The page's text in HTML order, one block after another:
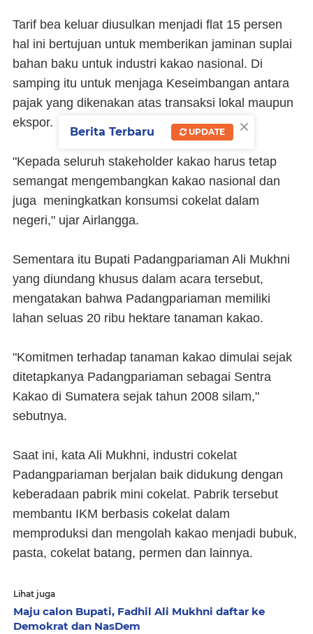
Tarif bea keluar diusulkan menjadi flat 15 persen
hal ini bertujuan untuk memberikan jaminan suplai
bahan baku untuk industri kakao nasional. Di
samping itu untuk menjaga Keseimbangan antara
pajak yang dikenakan atas transaksi lokal maupun
ekspor.
"Kepada seluruh stakeholder kakao harus tetap
semangat mengembangkan kakao nasional dan
juga meningkatkan konsumsi cokelat dalam
negeri," ujar Airlangga.
Sementara itu Bupati Padangpariaman Ali Mukhni
yang diundang khusus dalam acara tersebut,
mengatakan bahwa Padangpariaman memiliki
lahan seluas 20 ribu hektare tanaman kakao.
"Komitmen terhadap tanaman kakao dimulai sejak
ditetapkanya Padangpariaman sebagai Sentra
Kakao di Sumatera sejak tahun 2008 silam,"
sebutnya.
Saat ini, kata Ali Mukhni, industri cokelat
Padangpariaman berjalan baik didukung dengan
keberadaan pabrik mini cokelat. Pabrik tersebut
membantu IKM berbasis cokelat dalam
memproduksi dan mengolah kakao menjadi bubuk,
pasta, cokelat batang, permen dan lainnya.
Lihat juga
Maju calon Bupati, Fadhil Ali Mukhni daftar ke
Demokrat dan NasDem
×
Berita Terbaru UPDATE